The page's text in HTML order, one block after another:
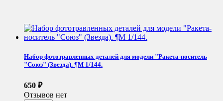
Набор фототравленных деталей для модели "Ракета-носитель
"Союз" (Звезда). ¶М 1/144.
650 ₽
Отзывов нет